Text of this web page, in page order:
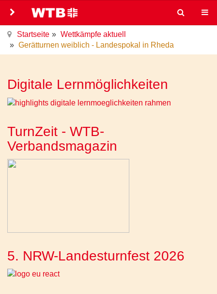
Startseite
Wettkämpfe aktuell
Gerätturnen weiblich - Landespokal in Rheda
Digitale Lernmöglichkeiten
TurnZeit - WTB-
Verbandsmagazin
5. NRW-Landesturnfest 2026